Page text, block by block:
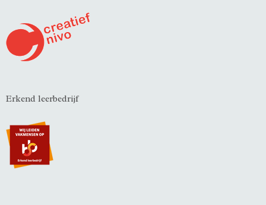
Erkend leerbedrijf